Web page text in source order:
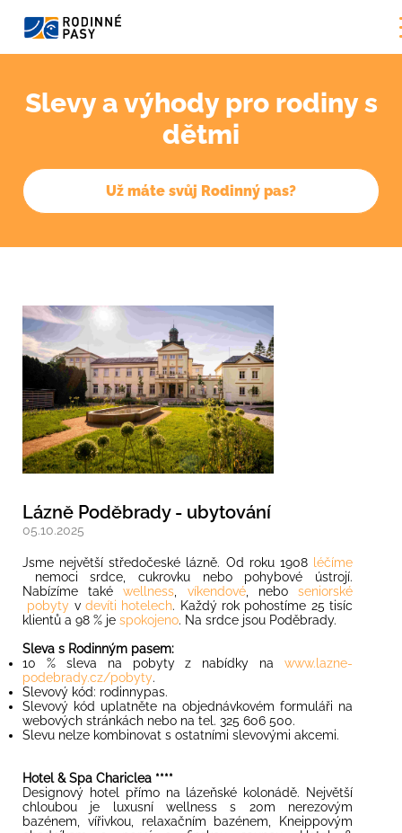
Slevy a výhody pro rodiny s
dětmi
Už máte svůj Rodinný pas?
Lázně Poděbrady - ubytování
05.10.2025
Jsme největší středočeské lázně. Od roku 1908
léčíme
nemoci srdce, cukrovku nebo pohybové ústrojí.
Nabízíme takéwellness víkendové, neboseniorské
pobyty vdevíti hotelech. Každý rok pohostíme 25 tisíc
klientů a 98 % je spokojeno. Na srdce jsou Poděbrady.
Sleva s Rodinným pasem:
10 % sleva na pobyty z nabídky na www.lazne-
podebrady.cz/pobyty.
Slevový kód: rodinnypas.
Slevový kód uplatněte na objednávkovém formuláři na
webových stránkách nebo na tel. 325 606 500.
Slevu nelze kombinovat s ostatními slevovými akcemi.
Hotel & Spa Chariclea ****
Designový hotel přímo na lázeňské kolonádě. Největší
chloubou je luxusní wellness s 20m nerezovým
bazénem, vířivkou, relaxačním bazénem, Kneippovým